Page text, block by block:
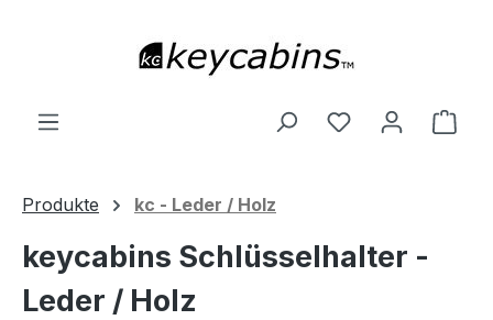
Du hast 0
Produkte kc - Leder / Holz
keycabins Schlüsselhalter -
Leder / Holz